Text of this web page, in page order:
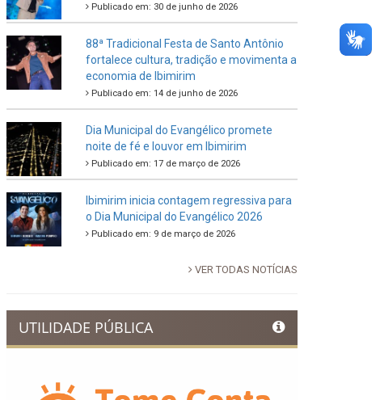
Publicado em: 30 de junho de 2026
88ª Tradicional Festa de Santo Antônio
fortalece cultura, tradição e movimenta a
economia de Ibimirim
Publicado em: 14 de junho de 2026
Dia Municipal do Evangélico promete
noite de fé e louvor em Ibimirim
Publicado em: 17 de março de 2026
Ibimirim inicia contagem regressiva para
o Dia Municipal do Evangélico 2026
Publicado em: 9 de março de 2026
VER TODAS NOTÍCIAS
UTILIDADE PÚBLICA